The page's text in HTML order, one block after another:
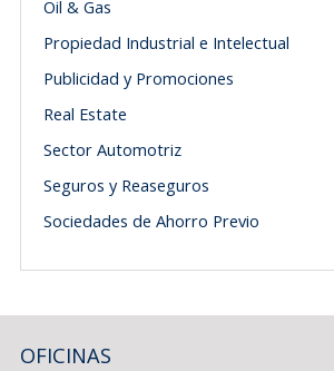
Oil & Gas
Propiedad Industrial e Intelectual
Publicidad y Promociones
Real Estate
Sector Automotriz
Seguros y Reaseguros
Sociedades de Ahorro Previo
OFICINAS